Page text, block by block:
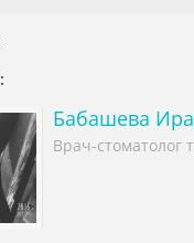
Бабашева
Врач-стоматолог